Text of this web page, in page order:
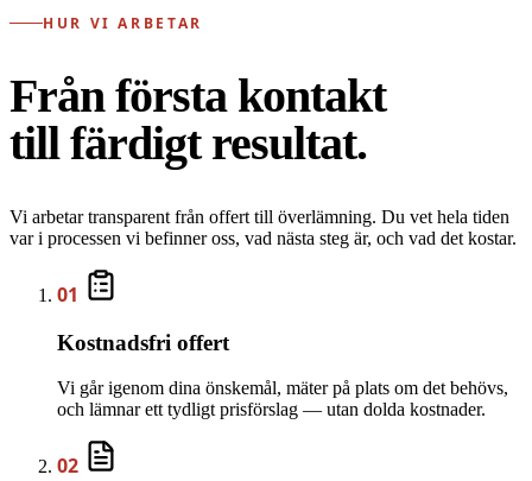
HUR VI ARBETAR
Från första kontakt
till färdigt resultat.
Vi arbetar transparent från offert till överlämning. Du vet hela tiden
var i processen vi befinner oss, vad nästa steg är, och vad det kostar.
01
Kostnadsfri offert
Vi går igenom dina önskemål, mäter på plats om det behövs,
och lämnar ett tydligt prisförslag — utan dolda kostnader.
02